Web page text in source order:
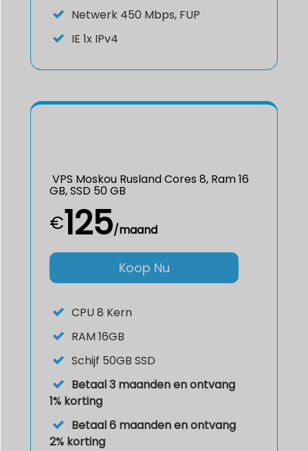
Netwerk 450 Mbps, FUP
IE 1x IPv4
VPS Moskou Rusland Cores 8, Ram 16
GB, SSD 50 GB
€125/maand
Koop Nu
CPU 8 Kern
RAM 16GB
Schijf 50GB SSD
Betaal 3 maanden en ontvang
1% korting
Betaal 6 maanden en ontvang
2% korting